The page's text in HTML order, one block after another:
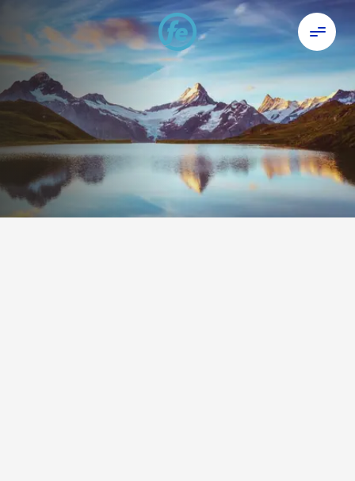
Kiirlaenud sularahas.
Uutele klientidele on intressimäär
esimese 30 päeva jooksul 0%!